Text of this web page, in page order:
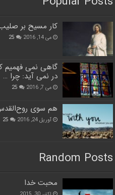
کار مسیح بر
می 14, 2016 25
گاهی نمی فهمیم
در نمی آید: چرا …
می 7, 2016 25
هم سوی
آوریل 24, 2016 25
Random Posts
محبت خدا